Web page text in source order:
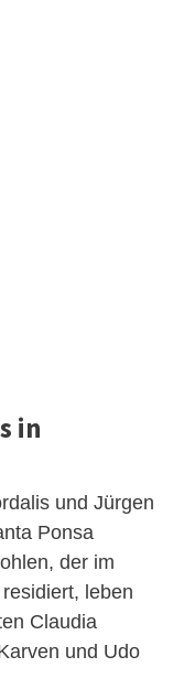
in
und Jürgen
Ponsa
der im
leben
Claudia
und Udo